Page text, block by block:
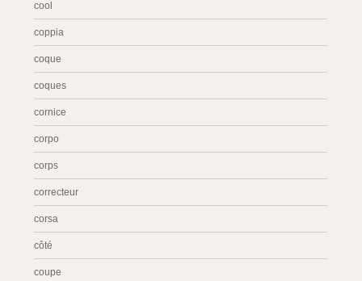
cool
coppia
coque
coques
cornice
corpo
corps
correcteur
corsa
côté
coupe